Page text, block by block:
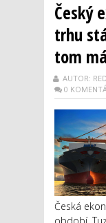
Český
trhu
tom
AUTOR:
0
Česká